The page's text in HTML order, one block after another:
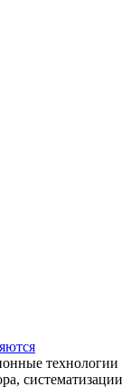
технологии
систематизации